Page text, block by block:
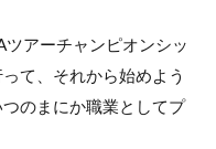
アーチャンピオンシッ
て、それから始めよう
のまにか職業としてプ